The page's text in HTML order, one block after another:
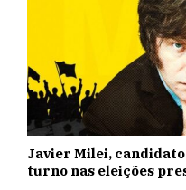
Javier Milei,
turno nas eleições